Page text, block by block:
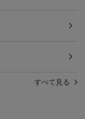
すべて見る